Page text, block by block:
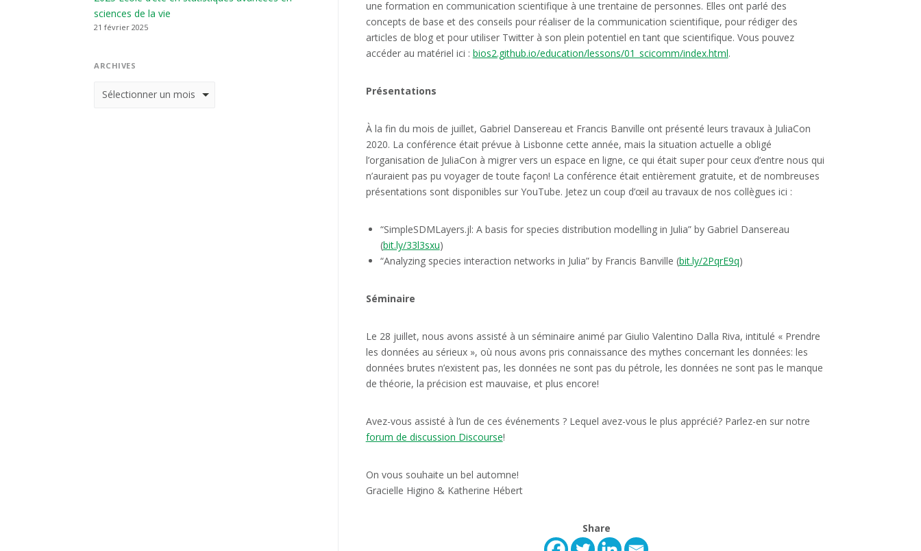
une formation en communication scientifique à une trentaine de personnes. Elles ont parlé des
concepts de base et des conseils pour réaliser de la communication scientifique, pour rédiger des
articles de blog et pour utiliser Twitter à son plein potentiel en tant que scientifique. Vous pouvez
accéder au matériel ici : bios2.github.io/education/lessons/01_scicomm/index.html.
Présentations
À la fin du mois de juillet, Gabriel Dansereau et Francis Banville ont présenté leurs travaux à JuliaCon
2020. La conférence était prévue à Lisbonne cette année, mais la situation actuelle a obligé
l’organisation de JuliaCon à migrer vers un espace en ligne, ce qui était super pour ceux d’entre nous qui
n’auraient pas pu voyager de toute façon! La conférence était entièrement gratuite, et de nombreuses
présentations sont disponibles sur YouTube. Jetez un coup d’œil au travaux de nos collègues ici :
“SimpleSDMLayers.jl: A basis for species distribution modelling in Julia” by Gabriel Dansereau
(bit.ly/33l3sxu)
“Analyzing species interaction networks in Julia” by Francis Banville (bit.ly/2PqrE9q)
Séminaire
Le 28 juillet, nous avons assisté à un séminaire animé par Giulio Valentino Dalla Riva, intitulé « Prendre
les données au sérieux », où nous avons pris connaissance des mythes concernant les données: les
données brutes n’existent pas, les données ne sont pas du pétrole, les données ne sont pas le manque
de théorie, la précision est mauvaise, et plus encore!
Avez-vous assisté à l’un de ces événements ? Lequel avez-vous le plus apprécié? Parlez-en sur notre
forum de discussion Discourse!
On vous souhaite un bel automne!
Gracielle Higino & Katherine Hébert
Share
sciences de la vie
21 février 2025
ARCHIVES
Archives